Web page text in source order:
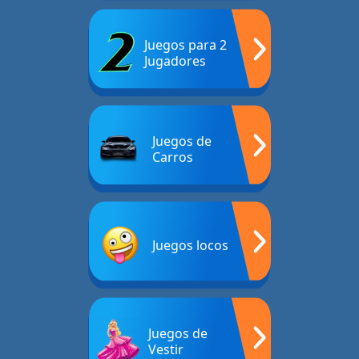
Juegos para 2
Jugadores
Juegos de
Carros
Juegos locos
Juegos de
Vestir